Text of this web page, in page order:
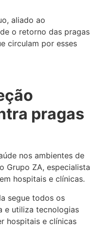
aliado ao
o retorno das pragas
circulam por esses
pragas
nos ambientes de
Grupo ZA, especialista
hospitais e clínicas.
segue todos os
e utiliza tecnologias
hospitais e clínicas